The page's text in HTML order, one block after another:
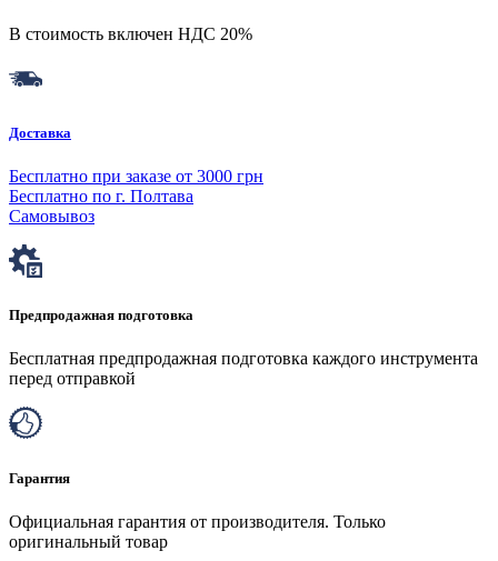
В стоимость включен НДС 20%
Доставка
Бесплатно при заказе от 3000 грн
Бесплатно по г. Полтава
Самовывоз
Предпродажная подготовка
Бесплатная предпродажная подготовка каждого инструмента
перед отправкой
Гарантия
Официальная гарантия от производителя. Только
оригинальный товар